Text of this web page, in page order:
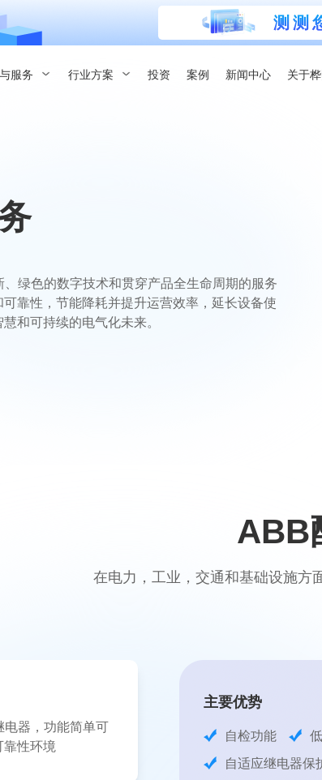
测测
服务 行业方案 投资 案例 新闻中心 关于
绿色的数字技术和贯穿产品全生命周期的服务
靠性，节能降耗并提升运营效率，延长设备使
和可持续的电气化未来。
ABB
在电力，工业，交通和基础设施方
器，功能简单可
性环境
主要优势
自检功能
自适应继电器保